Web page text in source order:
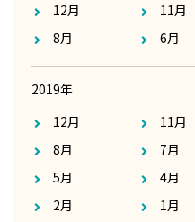
12月
11月
8月
6月
2019年
12月
11月
8月
7月
5月
4月
2月
1月